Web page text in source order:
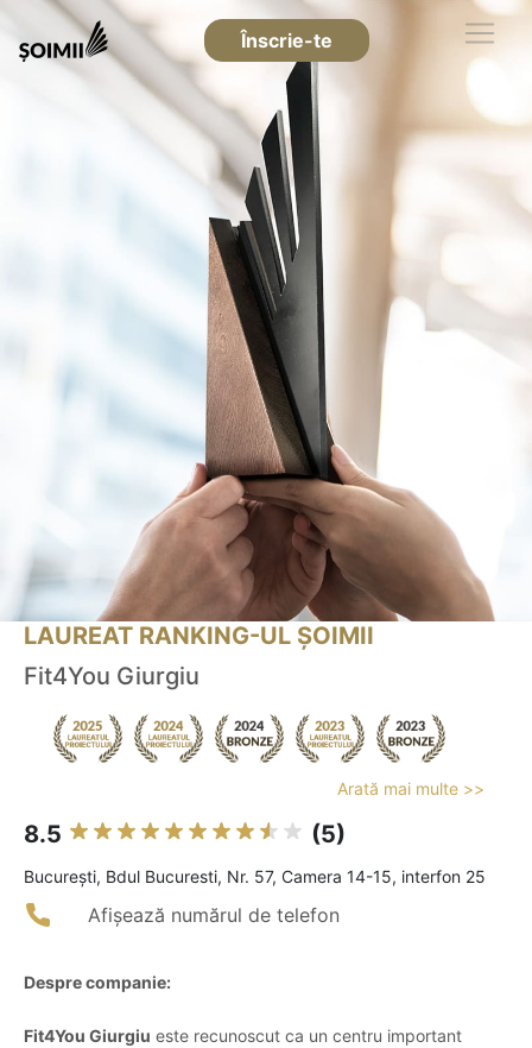
Înscrie-te
LAUREAT RANKING-UL ȘOIMII
Fit4You Giurgiu
Arată mai multe >>
8.5 (5)
Bucureşti, Bdul Bucuresti, Nr. 57, Camera 14-15, interfon 25
Afișează numărul de telefon
Despre companie:
Fit4You Giurgiu este recunoscut ca un centru important